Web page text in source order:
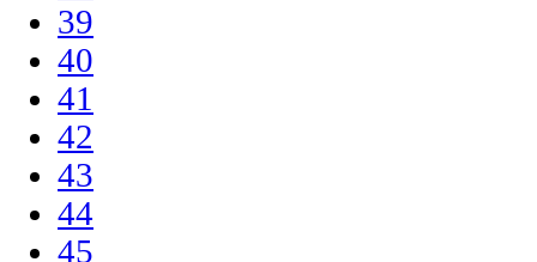
39
40
41
42
43
44
45